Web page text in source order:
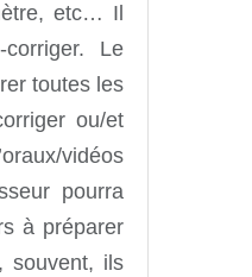
etc… Il
corriger. Le
toutes les
ou/et
vidéos
pourra
à préparer
souvent, ils